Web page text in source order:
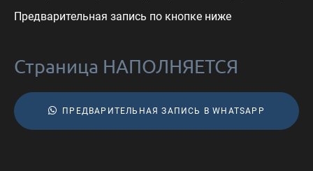
Предварительная запись по кнопке ниже
Страница НАПОЛНЯЕТСЯ
ПРЕДВАРИТЕЛЬНАЯ ЗАПИСЬ В WHATSAPP